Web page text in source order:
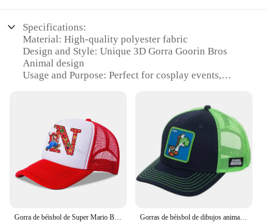
Specifications:
Material: High-quality polyester fabric
Design and Style: Unique 3D Gorra Goorin Bros
Animal design
Usage and Purpose: Perfect for cosplay events,
Shape or Size: Adjustable cap size for a comfortable
Performance and Property: Durable and easy to
maintain
Parts and Accessories: Comes with a detachable
visor for versatile styling
Gorras de béisbol de dibujos animados de Super Mario Bros, sombrero informal, lindo, deportes al aire libre, sombreros para el sol, gorra ajustable con visera, regalos de cumpleaños, Unisex, nuevo